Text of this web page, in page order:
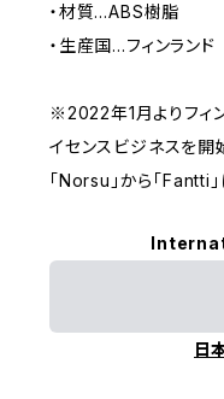
・材質…ABS樹脂
・生産国…フィンランド
※2022年1月よりフィ
イセンスビジネスを開
「Norsu」から「Fantti
日